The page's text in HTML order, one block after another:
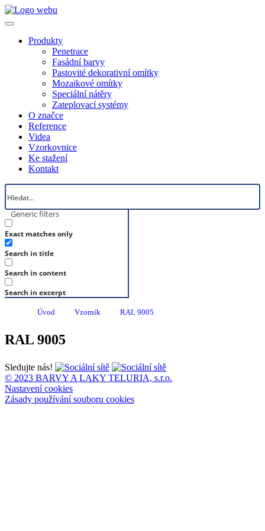
Produkty
Penetrace
Fasádní barvy
Pastovité dekorativní omítky
Mozaikové omítky
Speciální nátěry
Zateplovací systémy
O značce
Reference
Videa
Vzorkovnice
Ke stažení
Kontakt
Generic filters
Exact matches only
Search in title
Search in content
Search in excerpt
Úvod Vzorník RAL 9005
RAL 9005
Sledujte nás!
© 2023 BARVY A LAKY TELURIA, s.r.o.
Nastavení cookies
Zásady používání souboru cookies